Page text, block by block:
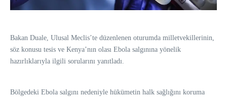
Bakan Duale, Ulusal Meclis’te düzenlenen oturumda milletvekillerinin,
söz konusu tesis ve Kenya’nın olası Ebola salgınına yönelik
hazırlıklarıyla ilgili sorularını yanıtladı.
Bölgedeki Ebola salgını nedeniyle hükümetin halk sağlığını koruma